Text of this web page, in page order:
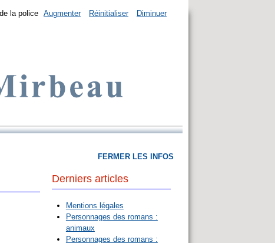
la police Augmenter Réinitialiser Diminuer
FERMER LES INFOS
Derniers articles
Mentions légales
Personnages des romans :
animaux
Personnages des romans :